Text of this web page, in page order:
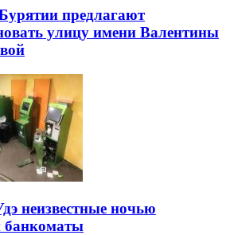
предлагают
улицу имени Валентины
неизвестные ночью
банкоматы